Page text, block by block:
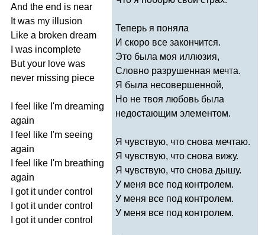
And the end is near
It was my illusion
Like a broken dream
was incomplete
But your love was
never missing piece
feel like I'm dreaming
again
feel like I'm seeing
again
feel like I'm breathing
again
got it under control
got it under control
got it under control
Теперь я поняла
И скоро все закончится.
Это была моя иллюзия,
Словно разрушенная мечта.
Я была несовершенной,
Но не твоя любовь была
недостающим элементом.
Я чувствую, что снова мечтаю.
Я чувствую, что снова вижу.
Я чувствую, что снова дышу.
У меня все под контролем.
У меня все под контролем.
У меня все под контролем.